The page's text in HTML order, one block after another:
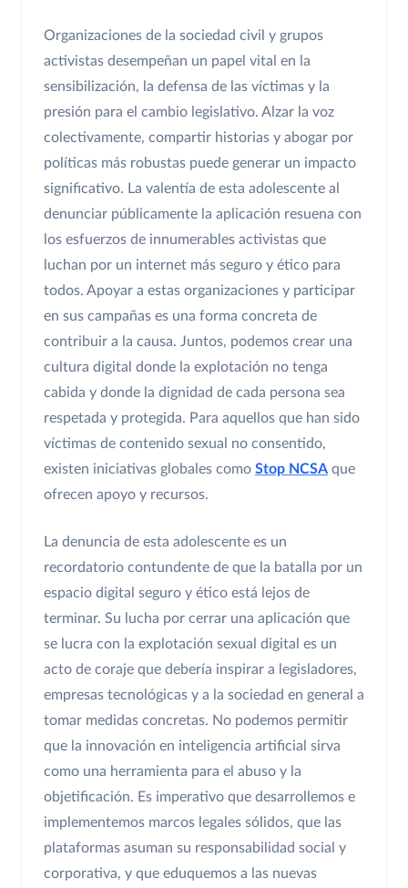
Organizaciones de la sociedad civil y grupos
activistas desempeñan un papel vital en la
sensibilización, la defensa de las víctimas y la
presión para el cambio legislativo. Alzar la voz
colectivamente, compartir historias y abogar por
políticas más robustas puede generar un impacto
significativo. La valentía de esta adolescente al
denunciar públicamente la aplicación resuena con
los esfuerzos de innumerables activistas que
luchan por un internet más seguro y ético para
todos. Apoyar a estas organizaciones y participar
en sus campañas es una forma concreta de
contribuir a la causa. Juntos, podemos crear una
cultura digital donde la explotación no tenga
cabida y donde la dignidad de cada persona sea
respetada y protegida. Para aquellos que han sido
víctimas de contenido sexual no consentido,
existen iniciativas globales como Stop NCSA que
ofrecen apoyo y recursos.
La denuncia de esta adolescente es un
recordatorio contundente de que la batalla por un
espacio digital seguro y ético está lejos de
terminar. Su lucha por cerrar una aplicación que
se lucra con la explotación sexual digital es un
acto de coraje que debería inspirar a legisladores,
empresas tecnológicas y a la sociedad en general a
tomar medidas concretas. No podemos permitir
que la innovación en inteligencia artificial sirva
como una herramienta para el abuso y la
objetificación. Es imperativo que desarrollemos e
implementemos marcos legales sólidos, que las
plataformas asuman su responsabilidad social y
corporativa, y que eduquemos a las nuevas